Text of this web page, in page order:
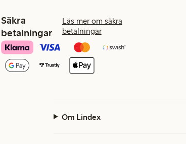
Säkra
betalningar
Läs mer om säkra
betalningar
Om Lindex